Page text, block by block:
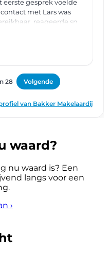
waard?
nu waard is? Een
langs voor een
›